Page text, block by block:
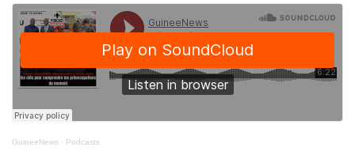
GuineeNews · Podcasts